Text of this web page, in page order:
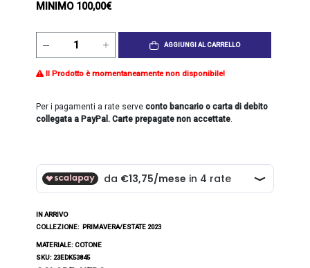
MINIMO 100,00€
AGGIUNGI AL CARRELLO
Il Prodotto è momentaneamente non disponibile!
Per i pagamenti a rate serveconto bancario o carta di debito
collegata a PayPal. Carte prepagate non accettate.
IN ARRIVO
COLLEZIONE: PRIMAVERA/ESTATE 2023
MATERIALE: COTONE
SKU: 23EDK53845